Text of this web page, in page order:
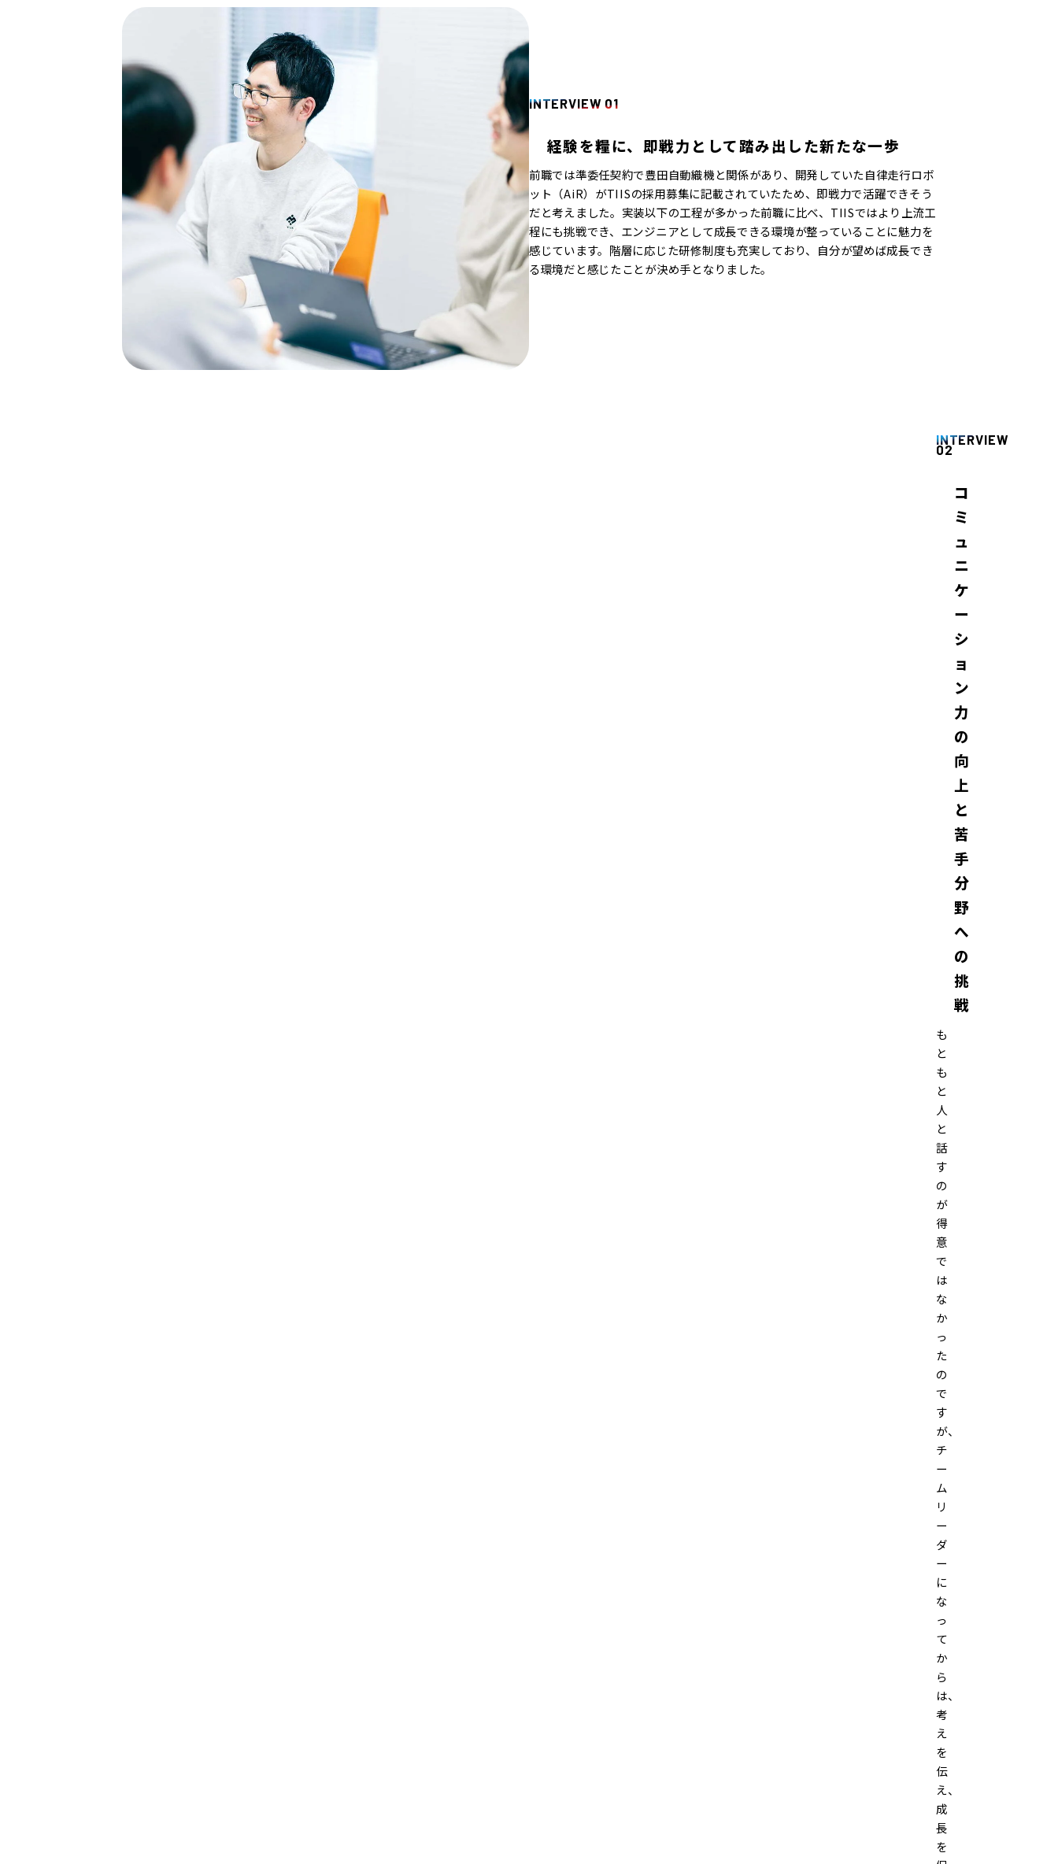
INTERVIEW 01
経験を糧に、即戦力として踏み出した新たな一歩
前職では準委任契約で豊田自動織機と関係があり、開発していた自律走行ロボ
ット（AiR）がTIISの採用募集に記載されていたため、即戦力で活躍できそう
だと考えました。実装以下の工程が多かった前職に比べ、TIISではより上流工
程にも挑戦でき、エンジニアとして成長できる環境が整っていることに魅力を
感じています。階層に応じた研修制度も充実しており、自分が望めば成長でき
る環境だと感じたことが決め手となりました。
INTERVIEW
02
コ
ミ
ュ
ニ
ケ
ー
シ
ョ
ン
力
の
向
上
と
苦
手
分
野
へ
の
挑
戦
も
と
も
と
人
と
話
す
の
が
得
意
で
は
な
か
っ
た
の
で
す
が、
チ
ー
ム
リ
ー
ダ
ー
に
な
っ
て
か
ら
は、
考
え
を
伝
え、
成
長
を